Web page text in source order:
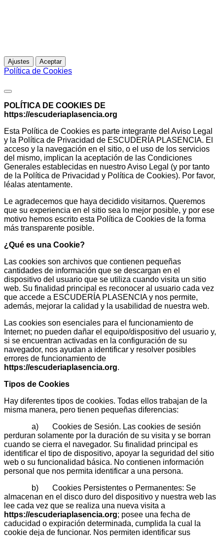
Ajustes Aceptar
Política de Cookies
POLÍTICA DE COOKIES DE
https://escuderiaplasencia.org
Esta Política de Cookies es parte integrante del Aviso Legal
y la Política de Privacidad de ESCUDERÍA PLASENCIA. El
acceso y la navegación en el sitio, o el uso de los servicios
del mismo, implican la aceptación de las Condiciones
Generales establecidas en nuestro Aviso Legal (y por tanto
de la Política de Privacidad y Política de Cookies). Por favor,
léalas atentamente.
Le agradecemos que haya decidido visitarnos. Queremos
que su experiencia en el sitio sea lo mejor posible, y por ese
motivo hemos escrito esta Política de Cookies de la forma
más transparente posible.
¿Qué es una Cookie?
Las cookies son archivos que contienen pequeñas
cantidades de información que se descargan en el
dispositivo del usuario que se utiliza cuando visita un sitio
web. Su finalidad principal es reconocer al usuario cada vez
que accede a ESCUDERÍA PLASENCIA y nos permite,
además, mejorar la calidad y la usabilidad de nuestra web.
Las cookies son esenciales para el funcionamiento de
Internet; no pueden dañar el equipo/dispositivo del usuario y,
si se encuentran activadas en la configuración de su
navegador, nos ayudan a identificar y resolver posibles
errores de funcionamiento de
https://escuderiaplasencia.org.
Tipos de Cookies
Hay diferentes tipos de cookies. Todas ellos trabajan de la
misma manera, pero tienen pequeñas diferencias:
a) Cookies de Sesión. Las cookies de sesión
perduran solamente por la duración de su visita y se borran
cuando se cierra el navegador. Su finalidad principal es
identificar el tipo de dispositivo, apoyar la seguridad del sitio
web o su funcionalidad básica. No contienen información
personal que nos permita identificar a una persona.
b) Cookies Persistentes o Permanentes: Se
almacenan en el disco duro del dispositivo y nuestra web las
lee cada vez que se realiza una nueva visita a
https://escuderiaplasencia.org; posee una fecha de
caducidad o expiración determinada, cumplida la cual la
cookie deja de funcionar. Nos permiten identificar sus